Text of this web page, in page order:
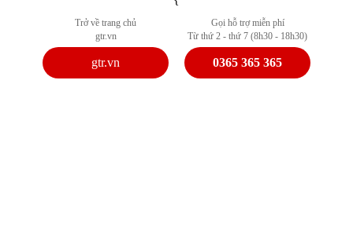
Trở về trang chủ
gtr.vn
gtr.vn
Gọi hỗ trợ miễn phí
Từ thứ 2 - thứ 7 (8h30 - 18h30)
0365 365 365